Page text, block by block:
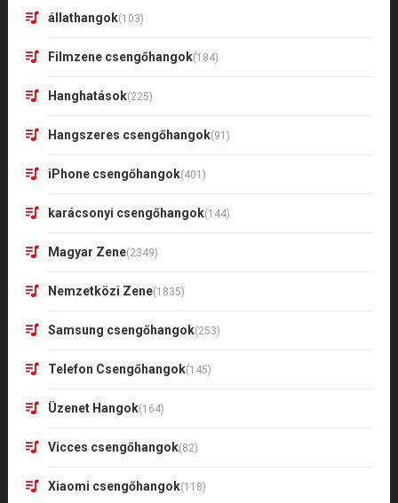
állathangok(103)
Filmzene csengőhangok(184)
Hanghatások(225)
Hangszeres csengőhangok(91)
iPhone csengőhangok(401)
karácsonyi csengőhangok(144)
Magyar Zene(2349)
Nemzetközi Zene(1835)
Samsung csengőhangok(253)
Telefon Csengőhangok(145)
Üzenet Hangok(164)
Vicces csengőhangok(82)
Xiaomi csengőhangok(118)